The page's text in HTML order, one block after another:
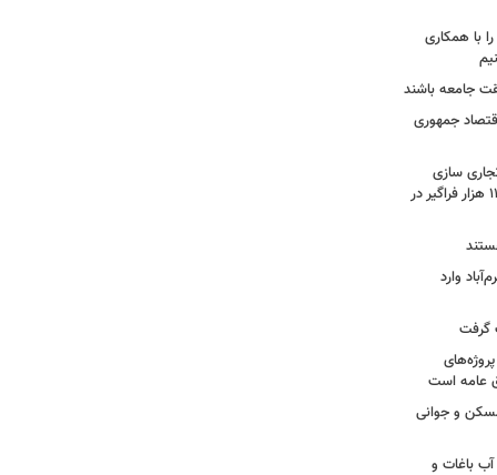
با همکاری
جامعه باشند
جمهوری
سازی
یافته های پژوهشی تا آموزش بیش از ۱۱ هزار فراگیر در
وارد
گرفت
عامه است
و جوانی
باغات و